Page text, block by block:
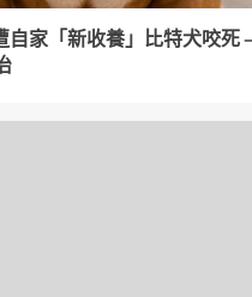
自家「新收養」比特犬咬死